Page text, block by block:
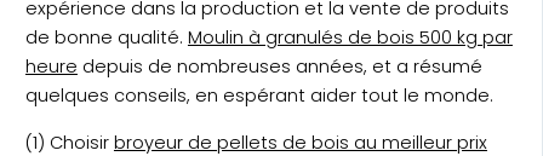
expérience dans la production et la vente de produits
de bonne qualité. Moulin à granulés de bois 500 kg par
heure depuis de nombreuses années, et a résumé
quelques conseils, en espérant aider tout le monde.
(1) Choisir broyeur de pellets de bois au meilleur prix